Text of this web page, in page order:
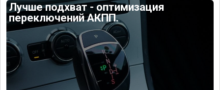
Лучше подхват - оптимизация
переключений АКПП.